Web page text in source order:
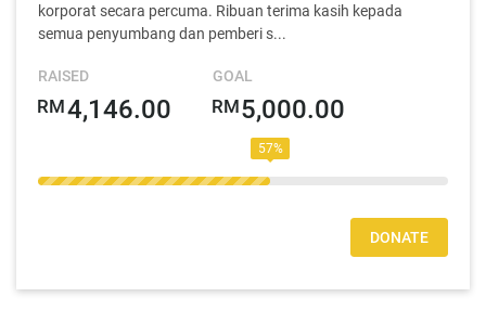
korporat secara percuma. Ribuan terima kasih kepada
semua penyumbang dan pemberi s...
RAISED
RM4,146.00
GOAL
RM5,000.00
DONATE